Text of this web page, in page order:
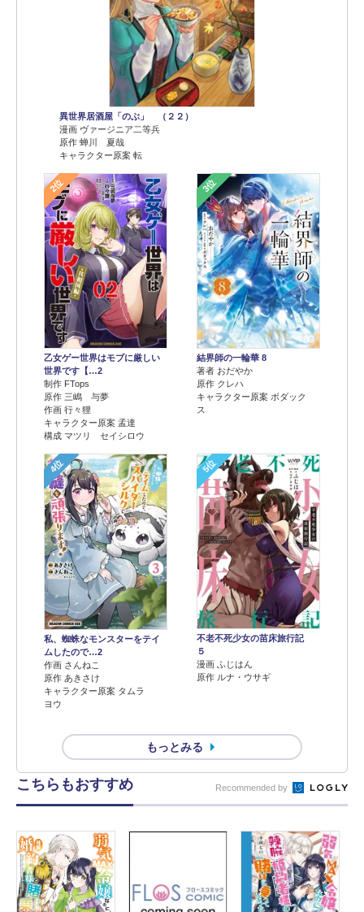
異世界居酒屋「のぶ」 （２２）
漫画 ヴァージニア二等兵
原作 蝉川 夏哉
キャラクター原案 転
2位
乙女ゲー世界はモブに厳しい
世界です【…2
制作 FTops
原作 三嶋 与夢
作画 行々狸
キャラクター原案 孟達
構成 マツリ セイシロウ
3位
結界師の一輪華 8
著者 おだやか
原作 クレハ
キャラクター原案 ボダック
ス
4位
私、蜘蛛なモンスターをテイ
ムしたので…2
作画 さんねこ
原作 あきさけ
キャラクター原案 タムラ
ヨウ
5位
不老不死少女の苗床旅行記
５
漫画 ふじはん
原作 ルナ・ウサギ
もっとみる
こちらもおすすめ Recommended by